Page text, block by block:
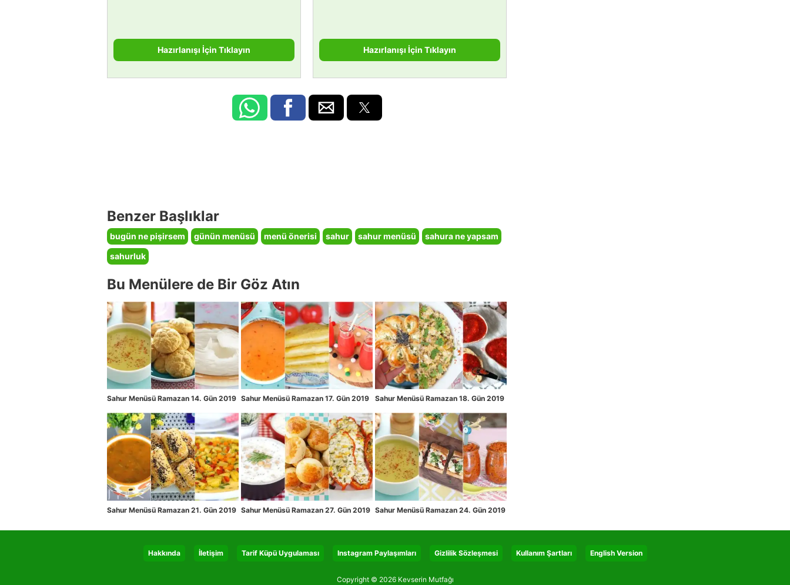
Hazırlanışı İçin Tıklayın Hazırlanışı İçin Tıklayın
Benzer Başlıklar
bugün ne pişirsem günün menüsü menü önerisi sahur sahur menüsü
sahura ne yapsam
sahurluk
Bu Menülere de Bir Göz Atın
Sahur Menüsü Ramazan 14. Gün 2019 Sahur Menüsü Ramazan 17. Gün 2019 Sahur Menüsü Ramazan 18. Gün 2019
Sahur Menüsü Ramazan 21. Gün 2019 Sahur Menüsü Ramazan 27. Gün 2019 Sahur Menüsü Ramazan 24. Gün 2019
Hakkında İletişim Tarif Küpü Uygulaması Instagram Paylaşımları Gizlilik Sözleşmesi Kullanım Şartları English Version
Copyright © 2026 Kevserin Mutfağı